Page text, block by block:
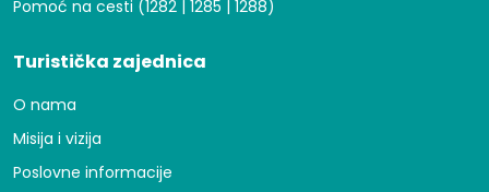
Pomoć na cesti (1282 | 1285 | 1288)
Turistička zajednica
O nama
Misija i vizija
Poslovne informacije